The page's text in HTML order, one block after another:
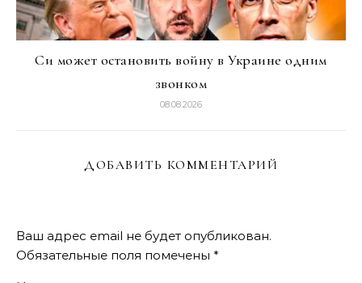
Си может остановить войну в Украине одним
звонком
08.08.2026
ДОБАВИТЬ КОММЕНТАРИЙ
Ваш адрес email не будет опубликован.
Обязательные поля помечены *